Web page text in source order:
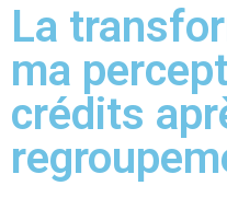
La
ma
crédits